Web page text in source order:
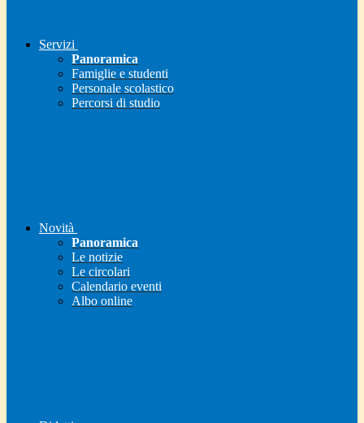
Servizi
Panoramica
Famiglie e studenti
Personale scolastico
Percorsi di studio
Novità
Panoramica
Le notizie
Le circolari
Calendario eventi
Albo online